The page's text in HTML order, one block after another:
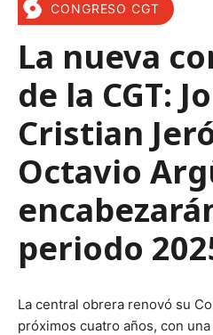
CONGRESO CGT
La nueva
de la CGT:
Cristian
Octavio
periodo
La central obrera renovó su
próximos cuatro años, con